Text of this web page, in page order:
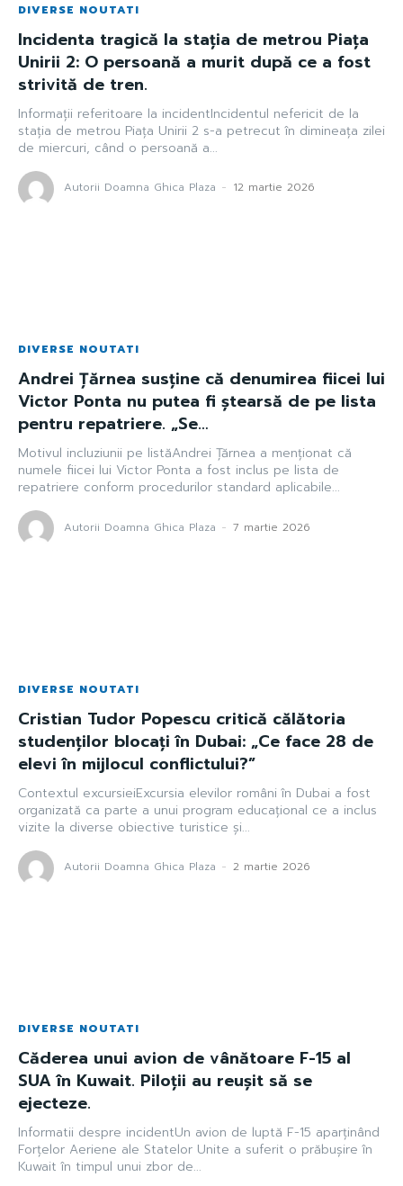
DIVERSE NOUTATI
Incidenta tragică la stația de metrou Piața
Unirii 2: O persoană a murit după ce a fost
strivită de tren.
Informații referitoare la incidentIncidentul nefericit de la
stația de metrou Piața Unirii 2 s-a petrecut în dimineața zilei
de miercuri, când o persoană a...
Autorii Doamna Ghica Plaza - 12 martie 2026
DIVERSE NOUTATI
Andrei Ţărnea susține că denumirea fiicei lui
Victor Ponta nu putea fi ștearsă de pe lista
pentru repatriere. „Se…
Motivul incluziunii pe listăAndrei Ţărnea a menționat că
numele fiicei lui Victor Ponta a fost inclus pe lista de
repatriere conform procedurilor standard aplicabile...
Autorii Doamna Ghica Plaza - 7 martie 2026
DIVERSE NOUTATI
Cristian Tudor Popescu critică călătoria
studenților blocați în Dubai: „Ce face 28 de
elevi în mijlocul conflictului?”
Contextul excursieiExcursia elevilor români în Dubai a fost
organizată ca parte a unui program educațional ce a inclus
vizite la diverse obiective turistice și...
Autorii Doamna Ghica Plaza - 2 martie 2026
DIVERSE NOUTATI
Căderea unui avion de vânătoare F-15 al
SUA în Kuwait. Piloții au reușit să se
ejecteze.
Informatii despre incidentUn avion de luptă F-15 aparținând
Forțelor Aeriene ale Statelor Unite a suferit o prăbușire în
Kuwait în timpul unui zbor de...